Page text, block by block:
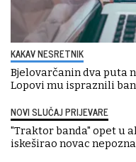
KAKAV NESRETNIK
Bjelovarčanin dva puta
Lopovi mu ispraznili
NOVI SLUČAJ PRIJEVARE
"Traktor banda" opet u
iskeširao novac